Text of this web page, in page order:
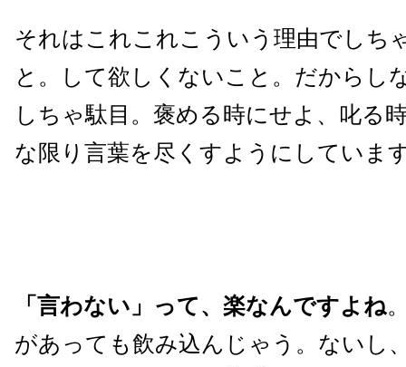
それはこれこれこういう理由でしち
と。して欲しくないこと。だからし
しちゃ駄目。褒める時にせよ、叱る
な限り言葉を尽くすようにしていま
「言わない」って、楽なんですよね
があっても飲み込んじゃう。ないし